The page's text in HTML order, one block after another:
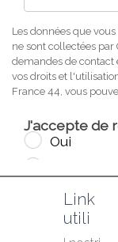
Link
utili